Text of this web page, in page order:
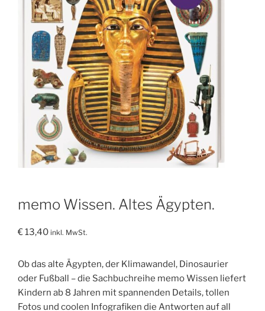
memo Wissen. Altes Ägypten.
€13,40 inkl. MwSt.
Ob das alte Ägypten, der Klimawandel, Dinosaurier
oder Fußball – die Sachbuchreihe memo Wissen liefert
Kindern ab 8 Jahren mit spannenden Details, tollen
Fotos und coolen Infografiken die Antworten auf all